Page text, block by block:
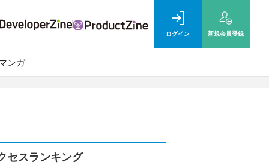
ログイン 新規会員登録
ンガ
セスランキング